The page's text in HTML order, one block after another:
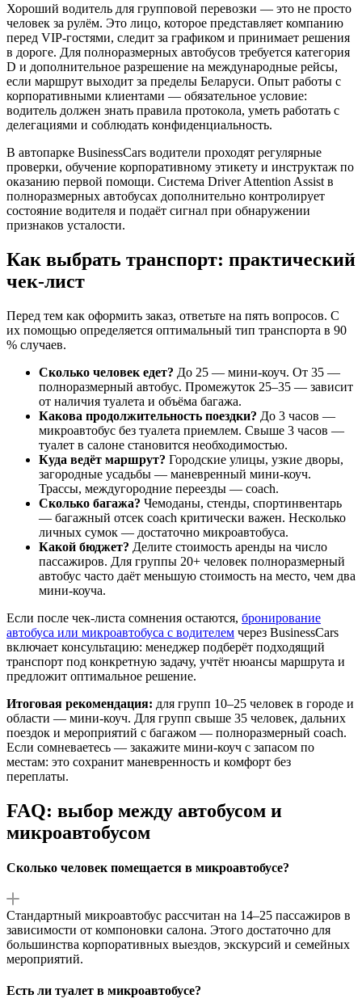
Хороший водитель для групповой перевозки — это не просто
человек за рулём. Это лицо, которое представляет компанию
перед VIP-гостями, следит за графиком и принимает решения
в дороге. Для полноразмерных автобусов требуется категория
D и дополнительное разрешение на международные рейсы,
если маршрут выходит за пределы Беларуси. Опыт работы с
корпоративными клиентами — обязательное условие:
водитель должен знать правила протокола, уметь работать с
делегациями и соблюдать конфиденциальность.
В автопарке BusinessCars водители проходят регулярные
проверки, обучение корпоративному этикету и инструктаж по
оказанию первой помощи. Система Driver Attention Assist в
полноразмерных автобусах дополнительно контролирует
состояние водителя и подаёт сигнал при обнаружении
признаков усталости.
Как выбрать транспорт: практический
чек-лист
Перед тем как оформить заказ, ответьте на пять вопросов. С
их помощью определяется оптимальный тип транспорта в 90
% случаев.
Сколько человек едет? До 25 — мини-коуч. От 35 —
полноразмерный автобус. Промежуток 25–35 — зависит
от наличия туалета и объёма багажа.
Какова продолжительность поездки? До 3 часов —
микроавтобус без туалета приемлем. Свыше 3 часов —
туалет в салоне становится необходимостью.
Куда ведёт маршрут? Городские улицы, узкие дворы,
загородные усадьбы — маневренный мини-коуч.
Трассы, междугородние переезды — coach.
Сколько багажа? Чемоданы, стенды, спортинвентарь
— багажный отсек coach критически важен. Несколько
личных сумок — достаточно микроавтобуса.
Какой бюджет? Делите стоимость аренды на число
пассажиров. Для группы 20+ человек полноразмерный
автобус часто даёт меньшую стоимость на место, чем два
мини-коуча.
Если после чек-листа сомнения остаются, бронирование
автобуса или микроавтобуса с водителем через BusinessCars
включает консультацию: менеджер подберёт подходящий
транспорт под конкретную задачу, учтёт нюансы маршрута и
предложит оптимальное решение.
Итоговая рекомендация: для групп 10–25 человек в городе и
области — мини-коуч. Для групп свыше 35 человек, дальних
поездок и мероприятий с багажом — полноразмерный coach.
Если сомневаетесь — закажите мини-коуч с запасом по
местам: это сохранит маневренность и комфорт без
переплаты.
FAQ: выбор между автобусом и
микроавтобусом
Сколько человек помещается в микроавтобусе?
Стандартный микроавтобус рассчитан на 14–25 пассажиров в
зависимости от компоновки салона. Этого достаточно для
большинства корпоративных выездов, экскурсий и семейных
мероприятий.
Есть ли туалет в микроавтобусе?